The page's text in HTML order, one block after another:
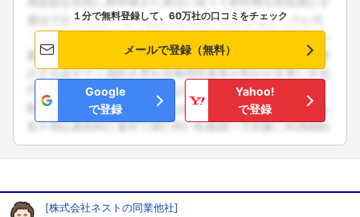
１分で無料登録して、60万社の口コミをチェック
メールで登録（無料）
Google
で登録
Yahoo!
で登録
[株式会社ネストの同業他社]